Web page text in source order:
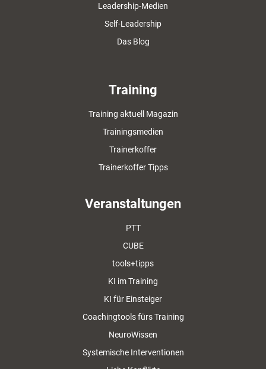
Leadership-Medien
Self-Leadership
Das Blog
Training
Training aktuell Magazin
Trainingsmedien
Trainerkoffer
Trainerkoffer Tipps
Veranstaltungen
PTT
CUBE
tools+tipps
KI im Training
KI für Einsteiger
Coachingtools fürs Training
NeuroWissen
Systemische Interventionen